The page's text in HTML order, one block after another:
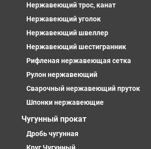
Нержавеющий трос, канат
Нержавеющий уголок
Нержавеющий швеллер
Нержавеющий шестигранник
Рифленая нержавеющая сетка
Рулон нержавеющий
Сварочный нержавеющий пруток
Шпонки нержавеющие
Чугунный прокат
Дробь чугунная